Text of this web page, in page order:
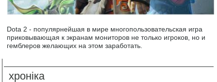
Dota 2 - популярнейшая в мире многопользовательская игра
приковывающая к экранам мониторов не только игроков, но и
гемблеров желающих на этом заработать.
хроніка